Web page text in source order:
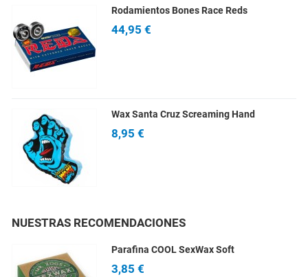
Rodamientos Bones Race Reds
44,95 €
Wax Santa Cruz Screaming Hand
8,95 €
NUESTRAS RECOMENDACIONES
Parafina COOL SexWax Soft
3,85 €